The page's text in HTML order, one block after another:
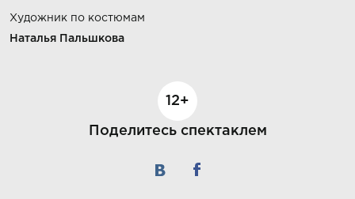
Художник по костюмам
Наталья Пальшкова
12+
Поделитесь спектаклем